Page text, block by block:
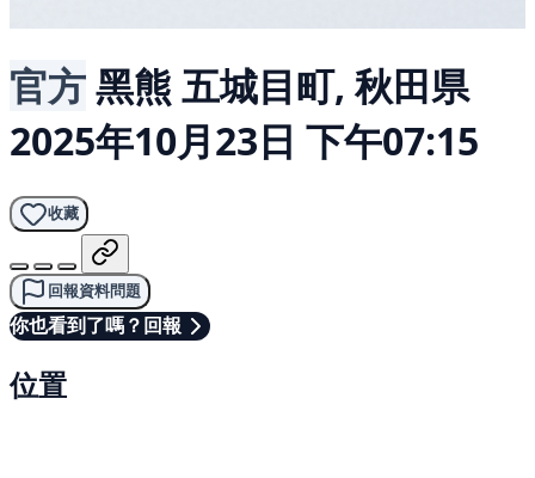
官方黑熊 五城目町, 秋田県
2025年10月23日 下午07:15
收藏
回報資料問題
你也看到了嗎？回報
位置